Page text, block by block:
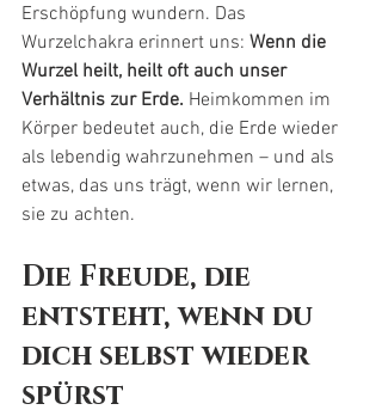
Erschöpfung wundern. Das
Wurzelchakra erinnert uns: Wenn die
Wurzel heilt, heilt oft auch unser
Verhältnis zur Erde. Heimkommen im
Körper bedeutet auch, die Erde wieder
als lebendig wahrzunehmen – und als
etwas, das uns trägt, wenn wir lernen,
sie zu achten.
Die Freude, die
entsteht, wenn du
dich selbst wieder
spürst